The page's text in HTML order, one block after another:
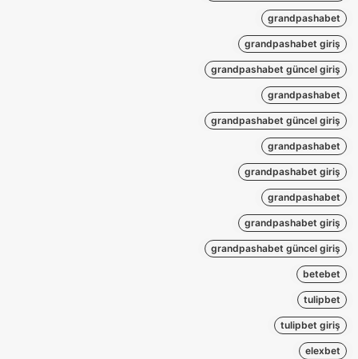
grandpashabet
grandpashabet giriş
grandpashabet güncel giriş
grandpashabet
grandpashabet güncel giriş
grandpashabet
grandpashabet giriş
grandpashabet
grandpashabet giriş
grandpashabet güncel giriş
betebet
tulipbet
tulipbet giriş
elexbet